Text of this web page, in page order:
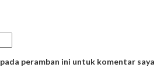
peramban ini untuk komentar